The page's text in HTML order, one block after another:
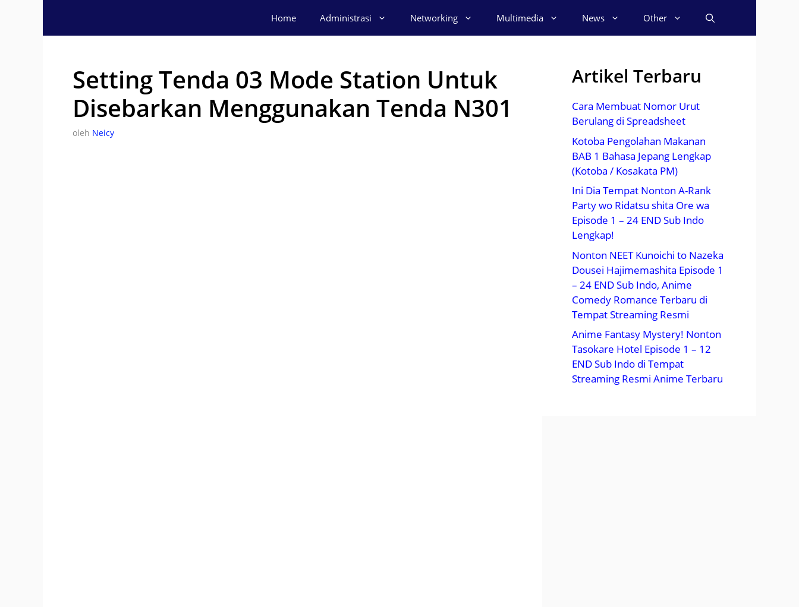
Home Administrasi Networking Multimedia News Other
Setting Tenda 03 Mode Station Untuk
Disebarkan Menggunakan Tenda N301
oleh Neicy
Artikel Terbaru
Cara Membuat Nomor Urut
Berulang di Spreadsheet
Kotoba Pengolahan Makanan
BAB 1 Bahasa Jepang Lengkap
(Kotoba / Kosakata PM)
Ini Dia Tempat Nonton A-Rank
Party wo Ridatsu shita Ore wa
Episode 1 – 24 END Sub Indo
Lengkap!
Nonton NEET Kunoichi to Nazeka
Dousei Hajimemashita Episode 1
– 24 END Sub Indo, Anime
Comedy Romance Terbaru di
Tempat Streaming Resmi
Anime Fantasy Mystery! Nonton
Tasokare Hotel Episode 1 – 12
END Sub Indo di Tempat
Streaming Resmi Anime Terbaru